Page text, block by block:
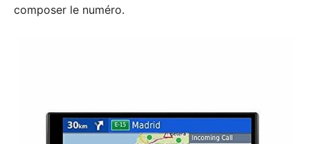
composer le numéro.